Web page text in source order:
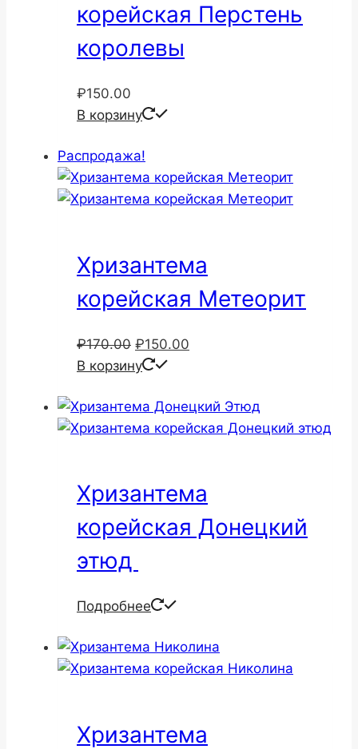
корейская Перстень
королевы
₽150.00
В корзину
Распродажа!
Хризантема
корейская Метеорит
₽170.00 Первоначальная
цена
₽170.00.
₽150.00
В корзину
Хризантема
корейская Донецкий
этюд
Подробнее
Хризантема